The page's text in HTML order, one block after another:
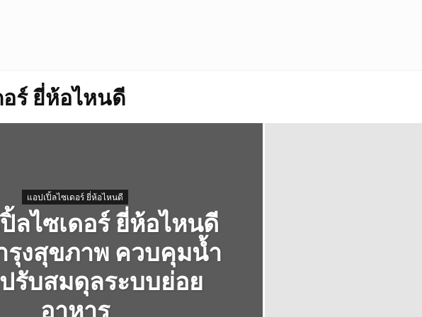
อร์ ยี่ห้อไหนดี
แอปเปิ้ลไซเดอร์ ยี่ห้อไหนดี
ลไซเดอร์ ยี่ห้อไหนดี
รุงสุขภาพ ควบคุมน้ำ
รับสมดุลระบบย่อย
อาหาร